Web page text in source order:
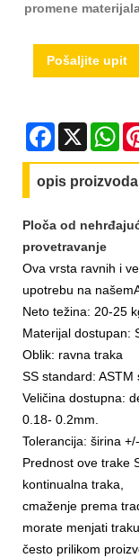
promene
Pošaljite upit
Facebook
X
opis proizvoda
Ploča od
provetravanje
Ova vrsta ravnih i
upotrebu na našem
Neto težina: 20-25
Materijal dostupan:
Oblik: ravna traka
SS standard: ASTM
Veličina dostupna:
0.18- 0.2mm.
Tolerancija: širina
Prednost ove trake
kontinualna traka,
cmaženje prema
morate menjati traku
često prilikom